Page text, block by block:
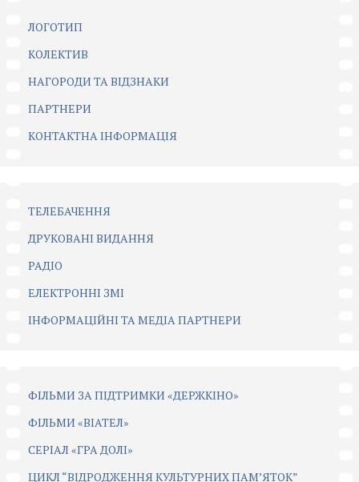
ЛОГОТИП
КОЛЕКТИВ
НАГОРОДИ ТА ВІДЗНАКИ
ПАРТНЕРИ
КОНТАКТНА ІНФОРМАЦІЯ
ТЕЛЕБАЧЕННЯ
ДРУКОВАНІ ВИДАННЯ
РАДІО
ЕЛЕКТРОННІ ЗМІ
ІНФОРМАЦІЙНІ ТА МЕДІА ПАРТНЕРИ
ФІЛЬМИ ЗА ПІДТРИМКИ «ДЕРЖКІНО»
ФІЛЬМИ «ВІАТЕЛ»
СЕРІАЛ «ГРА ДОЛІ»
ЦИКЛ “ВІДРОДЖЕННЯ КУЛЬТУРНИХ ПАМ’ЯТОК”